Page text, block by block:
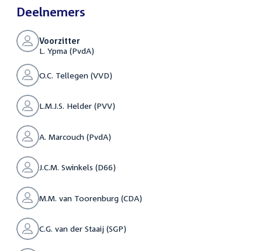
Deelnemers
Voorzitter
L. Ypma (PvdA)
O.C. Tellegen (VVD)
L.M.J.S. Helder (PVV)
A. Marcouch (PvdA)
J.C.M. Swinkels (D66)
M.M. van Toorenburg (CDA)
C.G. van der Staaij (SGP)